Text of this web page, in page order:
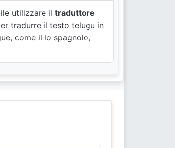
utilizzare iltraduttore
tradurre il testo telugu in
come il lo spagnolo,